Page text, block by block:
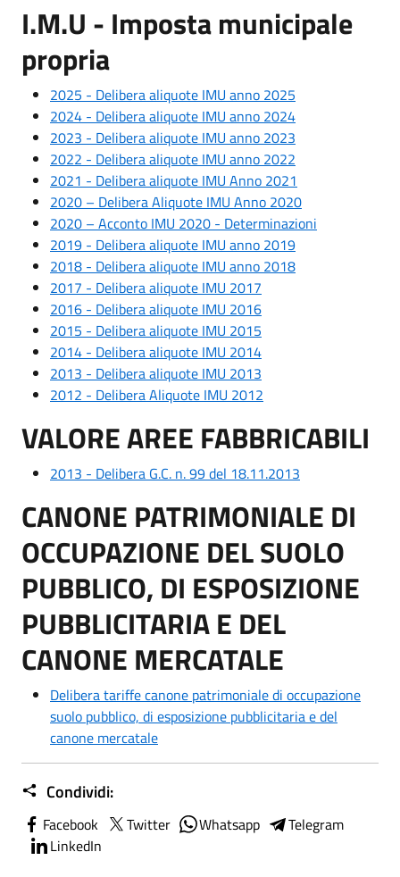
I.M.U - Imposta municipale
propria
2025 - Delibera aliquote IMU anno 2025
2024 - Delibera aliquote IMU anno 2024
2023 - Delibera aliquote IMU anno 2023
2022 - Delibera aliquote IMU anno 2022
2021 - Delibera aliquote IMU Anno 2021
2020 – Delibera Aliquote IMU Anno 2020
2020 – Acconto IMU 2020 - Determinazioni
2019 - Delibera aliquote IMU anno 2019
2018 - Delibera aliquote IMU anno 2018
2017 - Delibera aliquote IMU 2017
2016 - Delibera aliquote IMU 2016
2015 - Delibera aliquote IMU 2015
2014 - Delibera aliquote IMU 2014
2013 - Delibera aliquote IMU 2013
2012 - Delibera Aliquote IMU 2012
VALORE AREE FABBRICABILI
2013 - Delibera G.C. n. 99 del 18.11.2013
CANONE PATRIMONIALE DI
OCCUPAZIONE DEL SUOLO
PUBBLICO, DI ESPOSIZIONE
PUBBLICITARIA E DEL
CANONE MERCATALE
Delibera tariffe canone patrimoniale di occupazione
suolo pubblico, di esposizione pubblicitaria e del
canone mercatale
Condividi:
Facebook Twitter Whatsapp
Telegram
LinkedIn